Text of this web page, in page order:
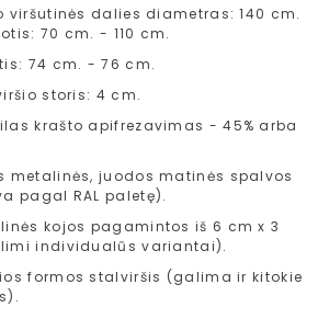
viršutinės dalies diametras: 140 cm.
70 cm. - 110 cm.
74 cm. - 76 cm.
storis: 4 cm.
krašto apifrezavimas - 45% arba
metalinės, juodos matinės spalvos
pagal RAL paletę).
kojos pagamintos iš 6 cm x 3
individualūs variantai).
formos stalviršis (galima ir kitokie